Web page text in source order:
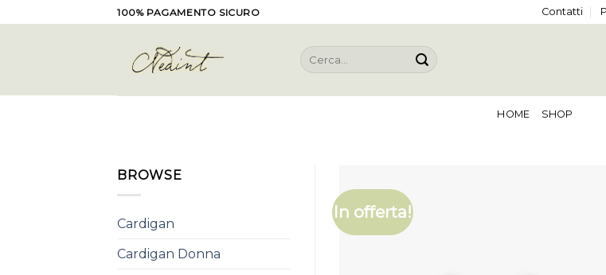
to
100% PAGAMENTO SICURO Contatti
Cerca:
HOME SHOP
BROWSE
Cardigan
Cardigan Donna
In offerta!